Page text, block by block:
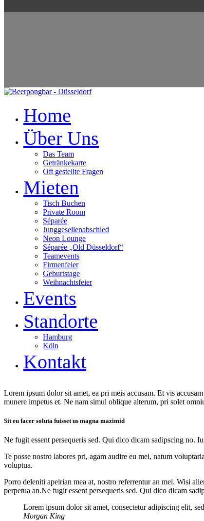
Home
Über Uns
Das Team
Getränkekarte
Oft gestellte Fragen
Mieten
Tisch Buchen
Private Room
Séparée
Junggesellenabschied
Neon Lounge
Séparée „Old Düsseldorf“
Teamevents
Firmenfeier
Geburtstage
Weihnachtsfeier
Events
Standorte
Hamburg
Köln
Kontakt
Lorem ipsum dolor sit amet, ea pri meis accusam. Et vis
munere impetus et. Ne nam simul oblique alterum, pri solet
Sit eu facer soluta fuisset us magna mazimid
Ne fugit essent persequeris sed. Qui dico dicam sadipscing no.
Te posse nostro labores pri, agam audire eu mei, natum
voluptua.
Porro deleniti apeirian mea at, nostro referrentur an mei. Wisi
perpetua an.Ne fugit essent persequeris sed. Qui dico dicam
Lorem ipsum dolor sit amet, consectetur adipiscing elit,
Morgan King